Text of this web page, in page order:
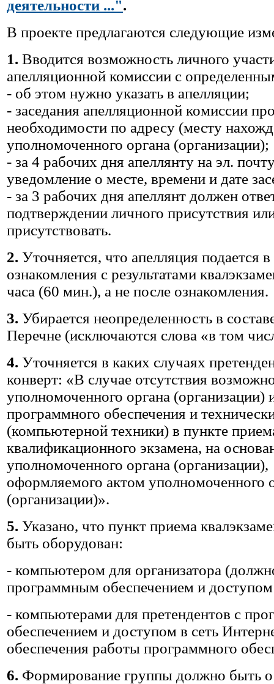
деятельности ...".
В проекте предлагаются следующие
1. Вводится возможность личного
апелляционной комиссии с
- об этом нужно указать в апелляции;
- заседания апелляционной комиссии
необходимости по адресу (месту
уполномоченного органа
- за 4 рабочих дня апеллянту на эл.
уведомление о месте, времени и дате
- за 3 рабочих дня апеллянт должен
подтверждении личного присутствия
присутствовать.
2. Уточняется, что апелляция подается
ознакомления с результатами
часа (60 мин.), а не после ознакомления.
3. Убирается неопределенность в
Перечне (исключаются слова «в том
4. Уточняется в каких случаях
конверт: «В случае отсутствия
уполномоченного органа (организации)
программного обеспечения и
(компьютерной техники) в пункте
квалификационного экзамена, на
уполномоченного органа (организации),
оформляемого актом уполномоченного
(организации)».
5. Указано, что пункт приема
быть оборудован:
- компьютером для организатора
программным обеспечением и
- компьютерами для претендентов с
обеспечением и доступом в сеть
обеспечения работы программного
6. Формирование группы должно быть